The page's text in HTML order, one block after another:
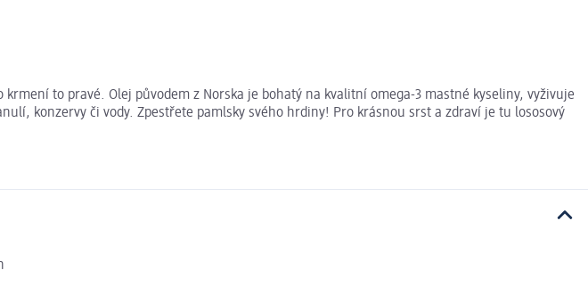
to pravé. Olej původem z Norska je bohatý na kvalitní omega-3 mastné kyseliny, vyživuje
konzervy či vody. Zpestřete pamlsky svého hrdiny! Pro krásnou srst a zdraví je tu lososový